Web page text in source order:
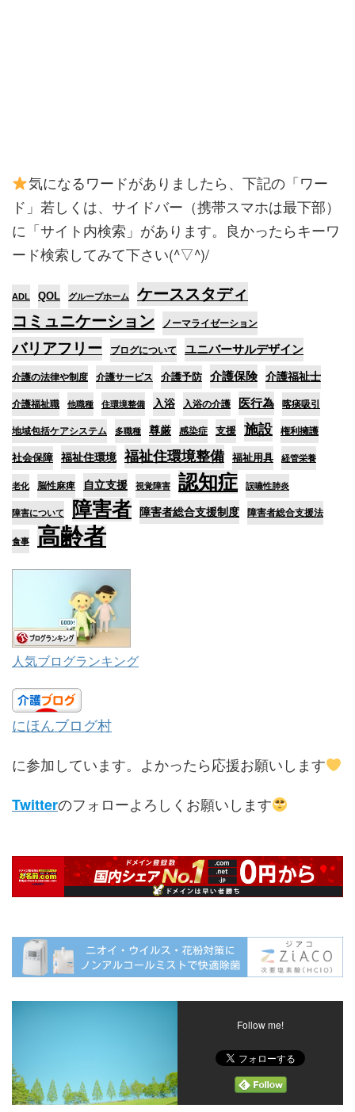
気になるワードがありましたら、下記の「ワー
ド」若しくは、サイドバー（携帯スマホは最下部）
に「サイト内検索」があります。良かったらキーワ
ード検索してみて下さい(^▽^)/
ADL QOL グループホーム
ケーススタディ
コミュニケーション
ノーマライゼーション
バリアフリー ブログについて ユニバーサルデザイン
介護の法律や制度 介護サービス 介護予防 介護保険 介護福祉士
介護福祉職 他職種 住環境整備 入浴 入浴の介護 医行為 喀痰吸引
地域包括ケアシステム 多職種 尊厳 感染症 支援 施設 権利擁護
社会保障 福祉住環境 福祉住環境整備 福祉用具 経管栄養
老化 脳性麻痺 自立支援 視覚障害 認知症 誤嚥性肺炎
障害について 障害者 障害者総合支援制度 障害者総合支援法
食事 高齢者
人気ブログランキング
にほんブログ村
に参加しています。よかったら応援お願いします
Twitterのフォローよろしくお願いします
Follow me!